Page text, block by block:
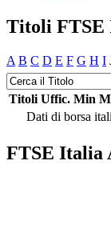
Titoli FTSE
A B C D E F G H I
Titoli Uffic. Min
Dati di borsa
FTSE Italia